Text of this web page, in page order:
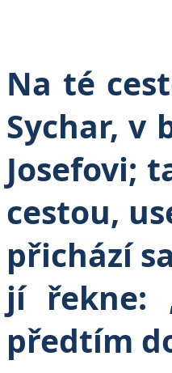
Na té
Sychar, v
Josefovi;
cestou,
přichází
jí řekne:
předtím